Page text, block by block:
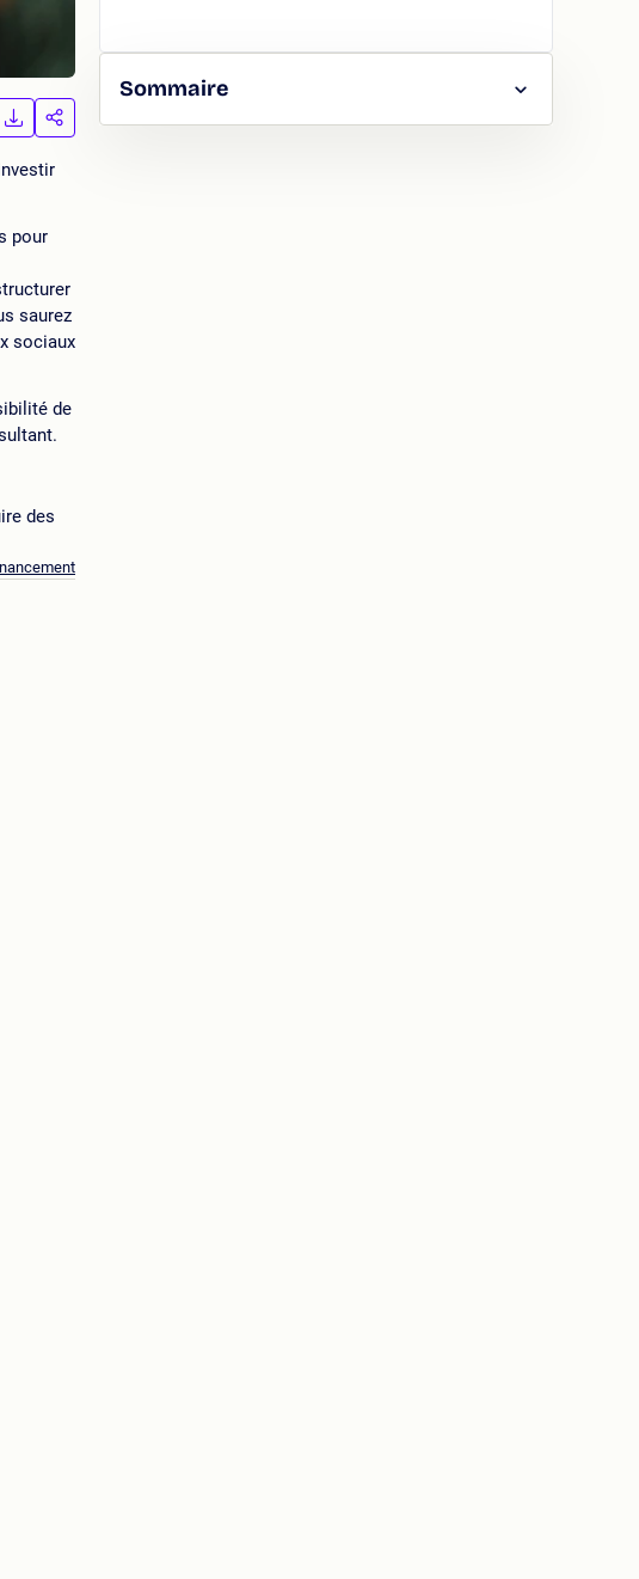
LA
TÉLÉCHARGER
LA
FORMATION
PARTAGER
FORMATION
pour
saurez
sociaux
de
des
Sommaire